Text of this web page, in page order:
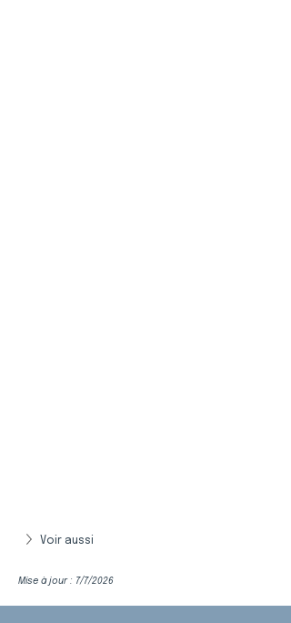
Voir aussi
Mise à jour : 7/7/2026